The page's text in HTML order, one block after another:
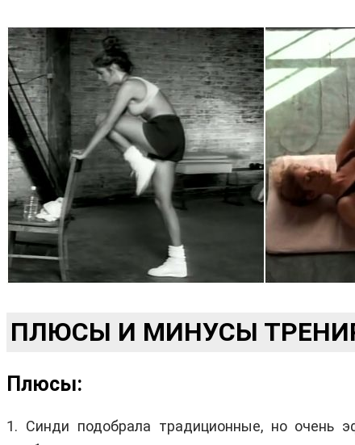
ПЛЮСЫ И МИНУСЫ
Плюсы:
1. Синди подобрала традиционные, но очень